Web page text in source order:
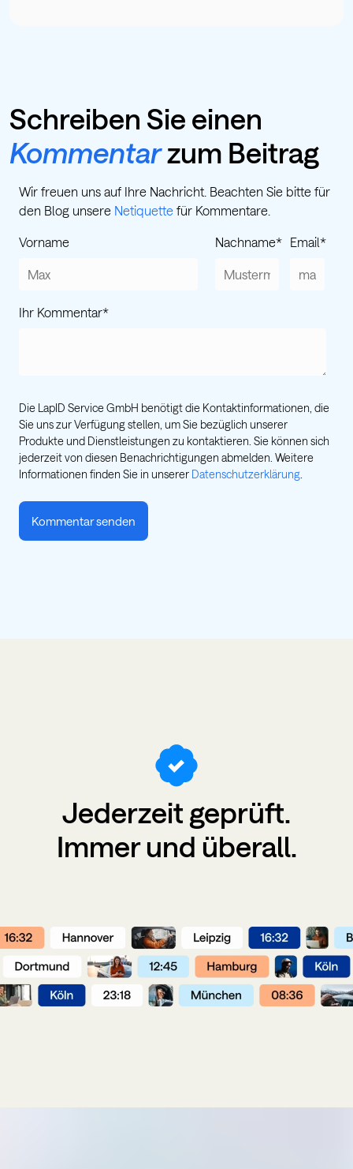
Schreiben Sie einen
Kommentarzum Beitrag
Wir freuen uns auf Ihre Nachricht. Beachten Sie bitte für
den Blog unsere Netiquette für Kommentare.
Vorname Nachname* Email*
Ihr Kommentar*
Die LapID Service GmbH benötigt die Kontaktinformationen, die
Sie uns zur Verfügung stellen, um Sie bezüglich unserer
Produkte und Dienstleistungen zu kontaktieren. Sie können sich
jederzeit von diesen Benachrichtigungen abmelden. Weitere
Informationen finden Sie in unserer Datenschutzerklärung
Jederzeit geprüft.
Immer und überall.